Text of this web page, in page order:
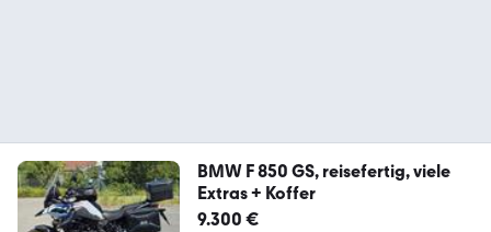
BMW F 850 GS, reisefertig, viele
Extras + Koffer
9.300 €